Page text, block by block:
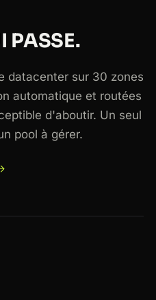
PASSE.
datacenter sur 30 zones
automatique et routées
d'aboutir. Un seul
pool à gérer.